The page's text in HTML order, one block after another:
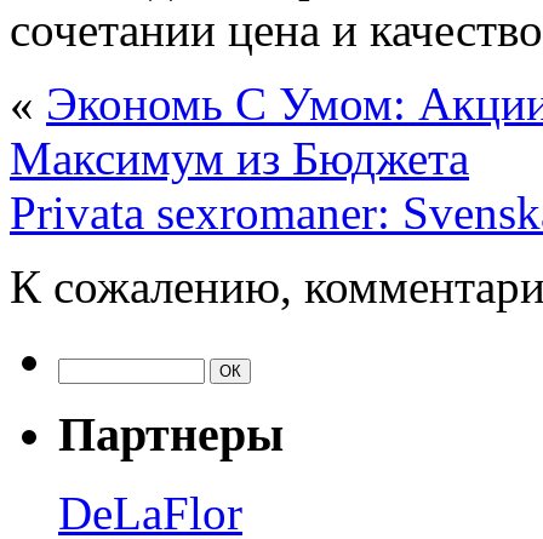
сочетании цена и
« Экономь С Умом:
Максимум из Бюджета
Privata sexromaner:
К сожалению,
Партнеры
DeLaFlor